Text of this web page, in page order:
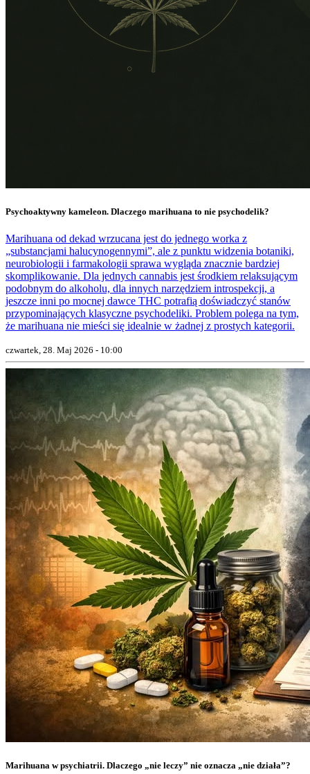
Psychoaktywny kameleon. Dlaczego marihuana to nie psychodelik?
Marihuana od dekad wrzucana jest do jednego worka z
„substancjami halucynogennymi”, ale z punktu widzenia botaniki,
neurobiologii i farmakologii sprawa wygląda znacznie bardziej
skomplikowanie. Dla jednych cannabis jest środkiem relaksującym
podobnym do alkoholu, dla innych narzędziem introspekcji, a
jeszcze inni po mocnej dawce THC potrafią doświadczyć stanów
przypominających klasyczne psychodeliki. Problem polega na tym,
że marihuana nie mieści się idealnie w żadnej z prostych kategorii.
czwartek, 28. Maj 2026 - 10:00
Marihuana w psychiatrii. Dlaczego „nie leczy” nie oznacza „nie działa”?